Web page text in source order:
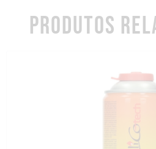
PRODUTOS